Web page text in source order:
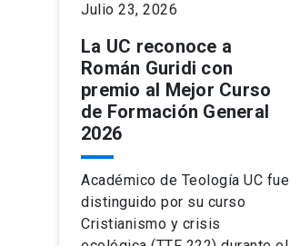
Julio 23, 2026
La UC reconoce a
Román Guridi con
premio al Mejor Curso
de Formación General
2026
Académico de Teología UC fue
distinguido por su curso
Cristianismo y crisis